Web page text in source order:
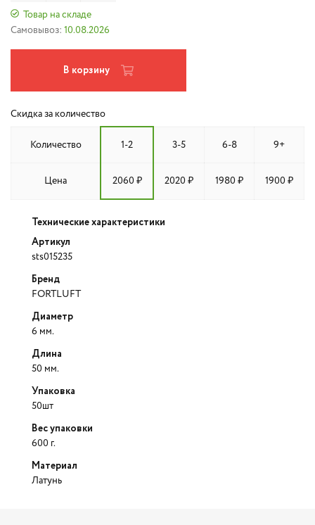
Товар на складе
Самовывоз: 10.08.2026
В корзину
Скидка за количество
Количество 1-2 3-5 6-8 9+
Цена 2060 ₽ 2020 ₽ 1980 ₽ 1900 ₽
Технические характеристики
Артикул
sts015235
Бренд
FORTLUFT
Диаметр
6 мм.
Длина
50 мм.
Упаковка
50шт
Вес упаковки
600 г.
Материал
Латунь